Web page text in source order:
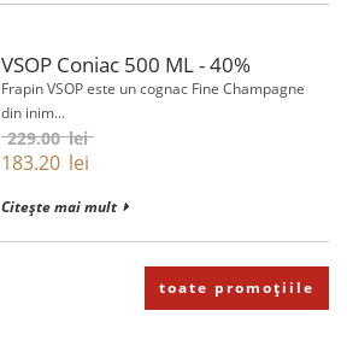
VSOP Coniac 500 ML - 40%
Frapin VSOP este un cognac Fine Champagne
din inim...
229.00lei
183.20 lei
Citește mai mult
toate promoțiile